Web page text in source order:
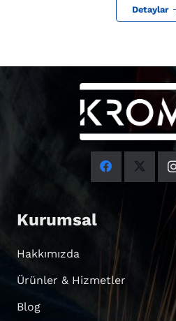
Detaylar
Kurumsal
Hakkımızda
Ürünler & Hizmetler
Blog